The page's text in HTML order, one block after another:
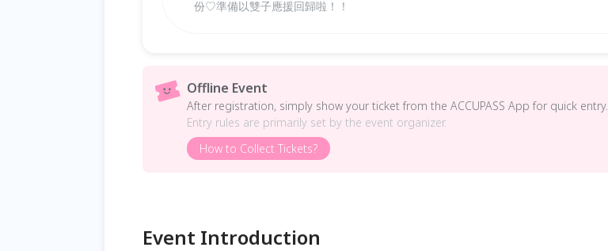
份♡準備以雙子應援回歸啦！！
Offline Event
After registration, simply show your ticket from the ACCUPASS App for quick entry.
Entry rules are primarily set by the event organizer.
How to Collect Tickets?
Event Introduction